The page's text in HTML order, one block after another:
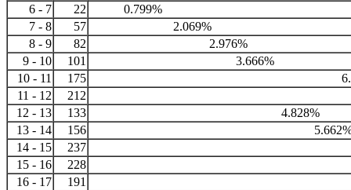
6 - 7
22
0.799%
7 - 8
57
2.069%
8 - 9
82
2.976%
9 - 10
101
3.666%
10 - 11
175
11 - 12
212
12 - 13
133
4.828%
13 - 14
156
14 - 15
237
15 - 16
228
16 - 17
191